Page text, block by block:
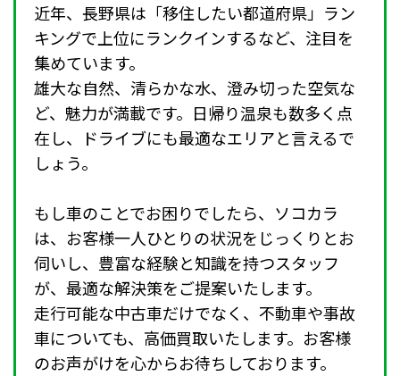
近年、長野県は「移住したい都道府県」ラン
キングで上位にランクインするなど、注目を
集めています。
雄大な自然、清らかな水、澄み切った空気な
ど、魅力が満載です。日帰り温泉も数多く点
在し、ドライブにも最適なエリアと言えるで
しょう。
もし車のことでお困りでしたら、ソコカラ
は、お客様一人ひとりの状況をじっくりとお
伺いし、豊富な経験と知識を持つスタッフ
が、最適な解決策をご提案いたします。
走行可能な中古車だけでなく、不動車や事故
車についても、高価買取いたします。お客様
のお声がけを心からお待ちしております。